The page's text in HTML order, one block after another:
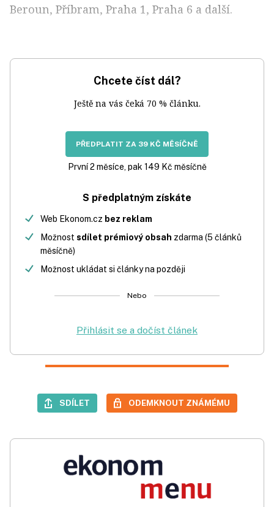
Beroun, Příbram, Praha 1, Praha 6 a další.
Chcete číst dál?
Ještě na vás čeká 70 % článku.
PŘEDPLATIT ZA 39 KČ MĚSÍČNĚ
První 2 měsíce, pak 149 Kč měsíčně
S předplatným získáte
Web Ekonom.cz bez reklam
Možnost sdílet prémiový obsah zdarma (5 článků
měsíčně)
Možnost ukládat si články na později
Nebo
Přihlásit se a dočíst článek
SDÍLET ODEMKNOUT ZNÁMÉMU